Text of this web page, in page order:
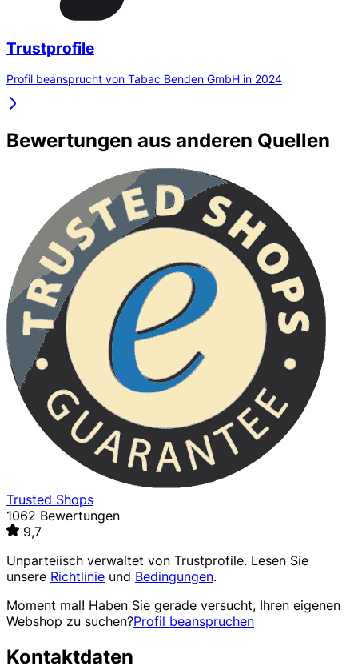
Trustprofile
Profil beansprucht von Tabac Benden GmbH in 2024
Bewertungen aus anderen Quellen
Trusted Shops
1062 Bewertungen
9,7
Unparteiisch verwaltet von Trustprofile. Lesen Sie
unsere Richtlinie und Bedingungen.
Moment mal! Haben Sie gerade versucht, Ihren eigenen
Webshop zu suchen?Profil beanspruchen
Kontaktdaten